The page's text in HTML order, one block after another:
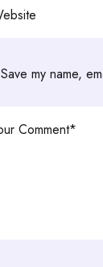
Save my name,